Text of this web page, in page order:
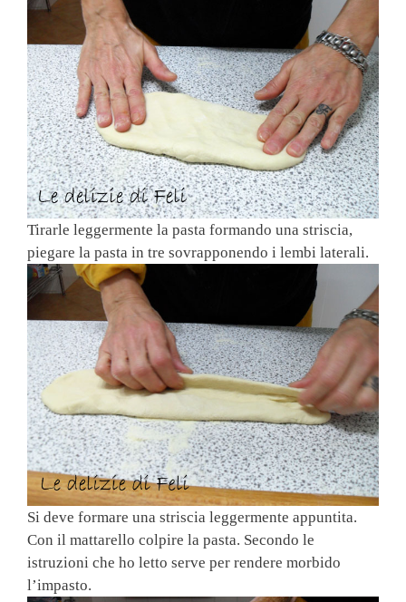
Tirarle leggermente la pasta formando una striscia,
piegare la pasta in tre sovrapponendo i lembi laterali.
Si deve formare una striscia leggermente appuntita.
Con il mattarello colpire la pasta. Secondo le
istruzioni che ho letto serve per rendere morbido
l’impasto.